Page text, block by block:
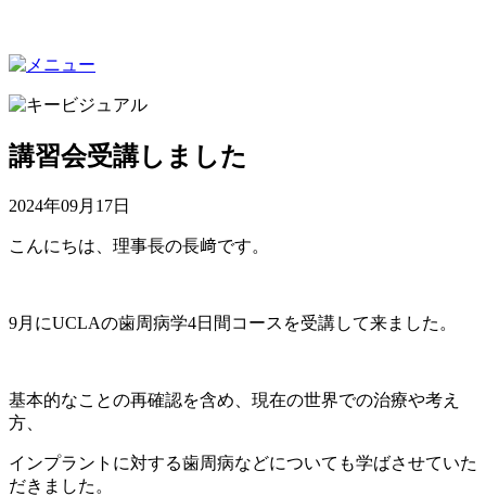
講習会受講しました
2024年09月17日
こんにちは、理事長の長﨑です。
9月にUCLAの歯周病学4日間コースを受講して来ました。
基本的なことの再確認を含め、現在の世界での治療や考え
方、
インプラントに対する歯周病などについても学ばさせていた
だきました。